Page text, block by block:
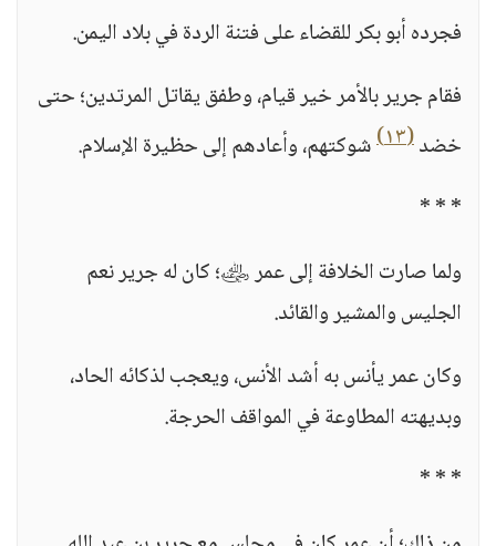
فجرده أبو بكر للقضاء على فتنة الردة في بلاد اليمن.
فقام جرير بالأمر خير قيام، وطفق يقاتل المرتدين؛ حتى
خضد(١٣)
شوكتهم، وأعادهم إلى حظيرة الإسلام.
* * *
ولما صارت الخلافة إلى عمر ﵁؛ كان له جرير نعم
الجليس والمشير والقائد.
وكان عمر يأنس به أشد الأنس، ويعجب لذكائه الحاد،
وبديهته المطاوعة في المواقف الحرجة.
* * *